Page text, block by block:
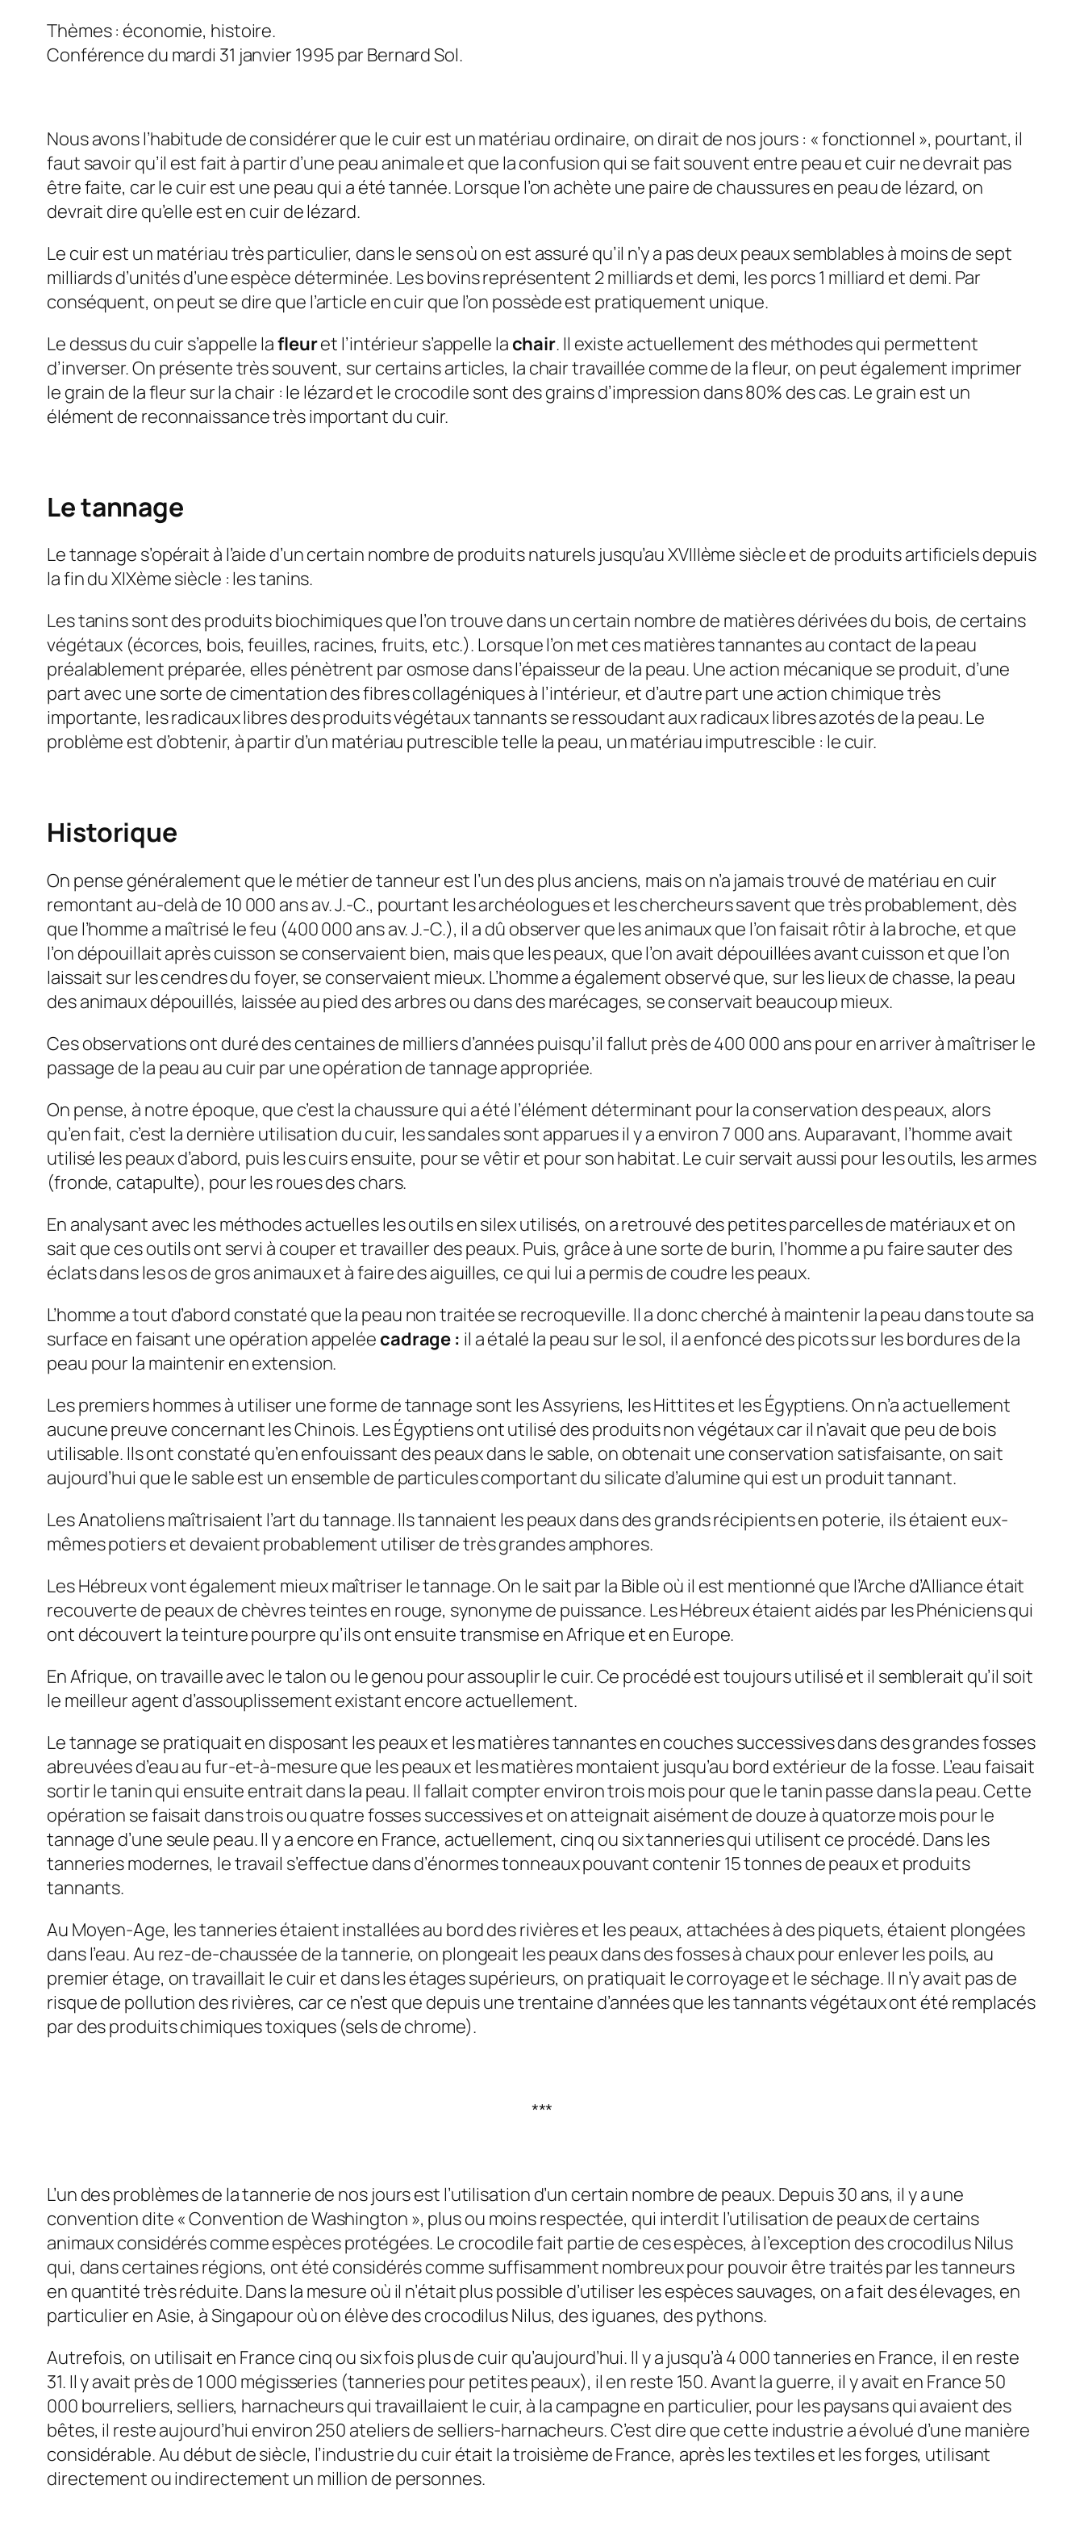
Thèmes : économie, histoire.
Conférence du mardi 31 janvier 1995 par Bernard Sol.
Nous avons l’habitude de considérer que le cuir est un matériau ordinaire, on dirait de nos jours : « fonctionnel », pourtant, il
faut savoir qu’il est fait à partir d’une peau animale et que la confusion qui se fait souvent entre peau et cuir ne devrait pas
être faite, car le cuir est une peau qui a été tannée. Lorsque l’on achète une paire de chaussures en peau de lézard, on
devrait dire qu’elle est en cuir de lézard.
Le cuir est un matériau très particulier, dans le sens où on est assuré qu’il n’y a pas deux peaux semblables à moins de sept
milliards d’unités d’une espèce déterminée. Les bovins représentent 2 milliards et demi, les porcs 1 milliard et demi. Par
conséquent, on peut se dire que l’article en cuir que l’on possède est pratiquement unique.
Le dessus du cuir s’appelle lafleuret l’intérieur s’appelle la chair. Il existe actuellement des méthodes qui permettent
d’inverser. On présente très souvent, sur certains articles, la chair travaillée comme de la fleur, on peut également imprimer
le grain de la fleur sur la chair : le lézard et le crocodile sont des grains d’impression dans 80% des cas. Le grain est un
élément de reconnaissance très important du cuir.
Le tannage
Le tannage s’opérait à l’aide d’un certain nombre de produits naturels jusqu’au XVIIIème siècle et de produits artificiels depuis
la fin du XIXème siècle : les tanins.
Les tanins sont des produits biochimiques que l’on trouve dans un certain nombre de matières dérivées du bois, de certains
végétaux (écorces, bois, feuilles, racines, fruits, etc.). Lorsque l’on met ces matières tannantes au contact de la peau
préalablement préparée, elles pénètrent par osmose dans l’épaisseur de la peau. Une action mécanique se produit, d’une
part avec une sorte de cimentation des fibres collagéniques à l’intérieur, et d’autre part une action chimique très
importante, les radicaux libres des produits végétaux tannants se ressoudant aux radicaux libres azotés de la peau. Le
problème est d’obtenir, à partir d’un matériau putrescible telle la peau, un matériau imputrescible : le cuir.
Historique
On pense généralement que le métier de tanneur est l’un des plus anciens, mais on n’a jamais trouvé de matériau en cuir
remontant au-delà de 10 000 ans av. J.-C., pourtant les archéologues et les chercheurs savent que très probablement, dès
que l’homme a maîtrisé le feu (400 000 ans av. J.-C.), il a dû observer que les animaux que l’on faisait rôtir à la broche, et que
l’on dépouillait après cuisson se conservaient bien, mais que les peaux, que l’on avait dépouillées avant cuisson et que l’on
laissait sur les cendres du foyer, se conservaient mieux. L’homme a également observé que, sur les lieux de chasse, la peau
des animaux dépouillés, laissée au pied des arbres ou dans des marécages, se conservait beaucoup mieux.
Ces observations ont duré des centaines de milliers d’années puisqu’il fallut près de 400 000 ans pour en arriver à maîtriser le
passage de la peau au cuir par une opération de tannage appropriée.
On pense, à notre époque, que c’est la chaussure qui a été l’élément déterminant pour la conservation des peaux, alors
qu’en fait, c’est la dernière utilisation du cuir, les sandales sont apparues il y a environ 7 000 ans. Auparavant, l’homme avait
utilisé les peaux d’abord, puis les cuirs ensuite, pour se vêtir et pour son habitat. Le cuir servait aussi pour les outils, les armes
(fronde, catapulte), pour les roues des chars.
En analysant avec les méthodes actuelles les outils en silex utilisés, on a retrouvé des petites parcelles de matériaux et on
sait que ces outils ont servi à couper et travailler des peaux. Puis, grâce à une sorte de burin, l’homme a pu faire sauter des
éclats dans les os de gros animaux et à faire des aiguilles, ce qui lui a permis de coudre les peaux.
L’homme a tout d’abord constaté que la peau non traitée se recroqueville. Il a donc cherché à maintenir la peau dans toute sa
surface en faisant une opération appelée cadrage : il a étalé la peau sur le sol, il a enfoncé des picots sur les bordures de la
peau pour la maintenir en extension.
Les premiers hommes à utiliser une forme de tannage sont les Assyriens, les Hittites et les Égyptiens. On n’a actuellement
aucune preuve concernant les Chinois. Les Égyptiens ont utilisé des produits non végétaux car il n’avait que peu de bois
utilisable. Ils ont constaté qu’en enfouissant des peaux dans le sable, on obtenait une conservation satisfaisante, on sait
aujourd’hui que le sable est un ensemble de particules comportant du silicate d’alumine qui est un produit tannant.
Les Anatoliens maîtrisaient l’art du tannage. Ils tannaient les peaux dans des grands récipients en poterie, ils étaient eux-
mêmes potiers et devaient probablement utiliser de très grandes amphores.
Les Hébreux vont également mieux maîtriser le tannage. On le sait par la Bible où il est mentionné que l’Arche d’Alliance était
recouverte de peaux de chèvres teintes en rouge, synonyme de puissance. Les Hébreux étaient aidés par les Phéniciens qui
ont découvert la teinture pourpre qu’ils ont ensuite transmise en Afrique et en Europe.
En Afrique, on travaille avec le talon ou le genou pour assouplir le cuir. Ce procédé est toujours utilisé et il semblerait qu’il soit
le meilleur agent d’assouplissement existant encore actuellement.
Le tannage se pratiquait en disposant les peaux et les matières tannantes en couches successives dans des grandes fosses
abreuvées d’eau au fur-et-à-mesure que les peaux et les matières montaient jusqu’au bord extérieur de la fosse. L’eau faisait
sortir le tanin qui ensuite entrait dans la peau. Il fallait compter environ trois mois pour que le tanin passe dans la peau. Cette
opération se faisait dans trois ou quatre fosses successives et on atteignait aisément de douze à quatorze mois pour le
tannage d’une seule peau. Il y a encore en France, actuellement, cinq ou six tanneries qui utilisent ce procédé. Dans les
tanneries modernes, le travail s’effectue dans d’énormes tonneaux pouvant contenir 15 tonnes de peaux et produits
tannants.
Au Moyen-Age, les tanneries étaient installées au bord des rivières et les peaux, attachées à des piquets, étaient plongées
dans l’eau. Au rez-de-chaussée de la tannerie, on plongeait les peaux dans des fosses à chaux pour enlever les poils, au
premier étage, on travaillait le cuir et dans les étages supérieurs, on pratiquait le corroyage et le séchage. Il n’y avait pas de
risque de pollution des rivières, car ce n’est que depuis une trentaine d’années que les tannants végétaux ont été remplacés
par des produits chimiques toxiques (sels de chrome).
***
L’un des problèmes de la tannerie de nos jours est l’utilisation d’un certain nombre de peaux. Depuis 30 ans, il y a une
convention dite « Convention de Washington », plus ou moins respectée, qui interdit l’utilisation de peaux de certains
animaux considérés comme espèces protégées. Le crocodile fait partie de ces espèces, à l’exception des crocodilus Nilus
qui, dans certaines régions, ont été considérés comme suffisamment nombreux pour pouvoir être traités par les tanneurs
en quantité très réduite. Dans la mesure où il n’était plus possible d’utiliser les espèces sauvages, on a fait des élevages, en
particulier en Asie, à Singapour où on élève des crocodilus Nilus, des iguanes, des pythons.
Autrefois, on utilisait en France cinq ou six fois plus de cuir qu’aujourd’hui. Il y a jusqu’à 4 000 tanneries en France, il en reste
31. Il y avait près de 1 000 mégisseries (tanneries pour petites peaux), il en reste 150. Avant la guerre, il y avait en France 50
000 bourreliers, selliers, harnacheurs qui travaillaient le cuir, à la campagne en particulier, pour les paysans qui avaient des
bêtes, il reste aujourd’hui environ 250 ateliers de selliers-harnacheurs. C’est dire que cette industrie a évolué d’une manière
considérable. Au début de siècle, l’industrie du cuir était la troisième de France, après les textiles et les forges, utilisant
directement ou indirectement un million de personnes.